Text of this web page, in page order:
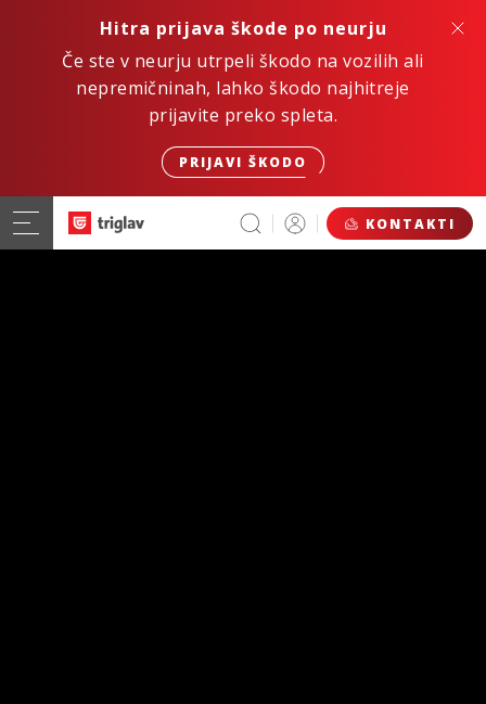
Hitra prijava škode po neurju
Če ste v neurju utrpeli škodo na vozilih ali
nepremičninah, lahko škodo najhitreje
prijavite preko spleta.
PRIJAVI ŠKODO
KONTAKTI